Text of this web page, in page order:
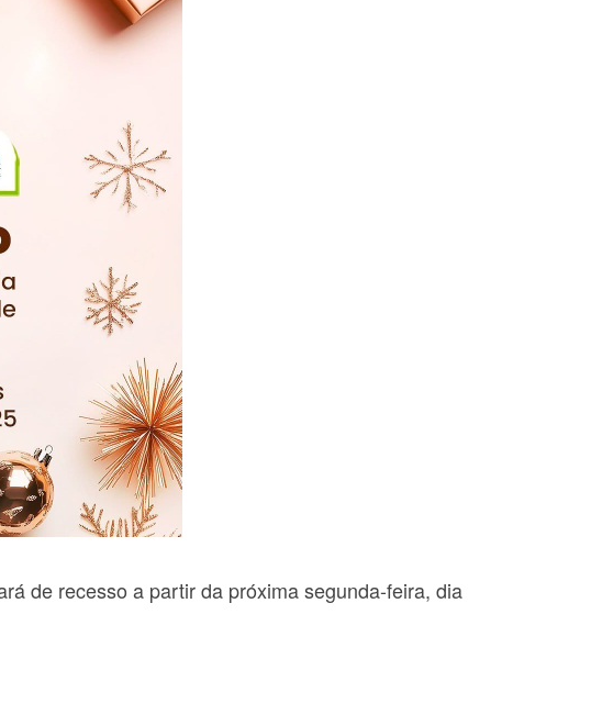
de recesso a partir da próxima segunda-feira, dia